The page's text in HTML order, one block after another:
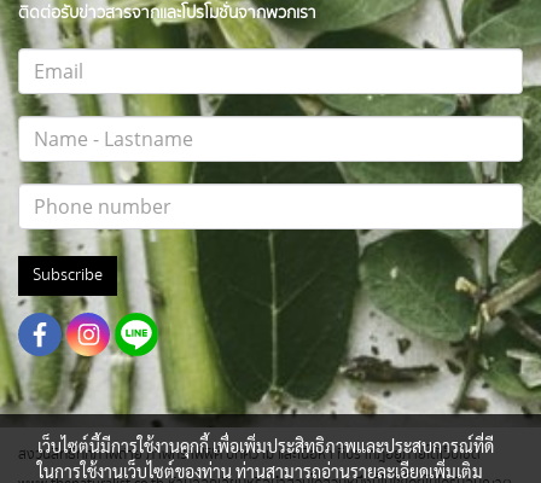
ติดต่อรับข่าวสารจากและโปรโมชั่นจากพวกเรา
Subscribe
สงวนสิทธิ์ทุกภาพถ่าย ภาพกราฟฟิค บทความ และเนื้อหา ที่ปรากฎอยู่ภายใต้เว็บไซต์
เว็บไซต์นี้มีการใช้งานคุกกี้ เพื่อเพิ่มประสิทธิภาพและประสบการณ์ที่ดี
ในการใช้งานเว็บไซต์ของท่าน ท่านสามารถอ่านรายละเอียดเพิ่มเติม